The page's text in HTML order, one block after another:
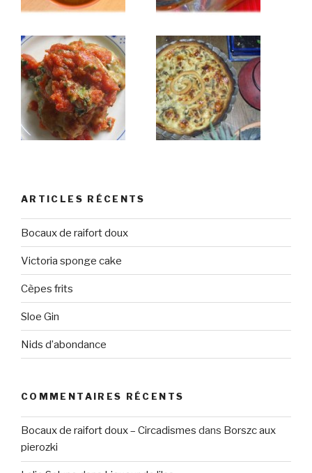
ARTICLES RÉCENTS
Bocaux de raifort doux
Victoria sponge cake
Cèpes frits
Sloe Gin
Nids d’abondance
COMMENTAIRES RÉCENTS
Bocaux de raifort doux – Circadismes dans Borszc aux
pierozki